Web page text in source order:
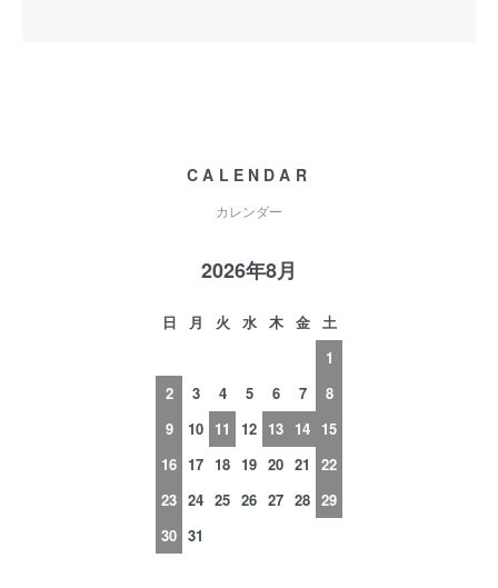
CALENDAR
カレンダー
2026年8月
日 月 火 水 木 金
土
1
2
3 4 5 6 7
8
9
10 11 12 13 14 15
16 17 18 19 20 21
22
23 24 25 26 27 28 29
30 31